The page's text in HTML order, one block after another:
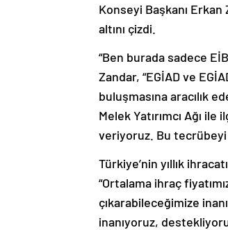
Konseyi Başkanı
altını çizdi.
“Ben burada sadece
Zandar, “EGİAD ve
buluşmasına aracılık
Melek Yatırımcı Ağı
veriyoruz. Bu tecrübeyi
Türkiye’nin yıllık
“Ortalama ihraç
çıkarabileceğimize
inanıyoruz,